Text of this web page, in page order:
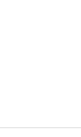
Landing
hierbei ist,